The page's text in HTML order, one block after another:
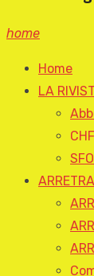
home
Home
LA